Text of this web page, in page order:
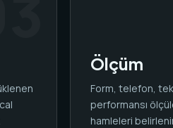
Ölçüm
Form, telefon,
performansı
hamleleri